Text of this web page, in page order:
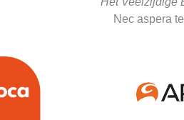
Nec aspera